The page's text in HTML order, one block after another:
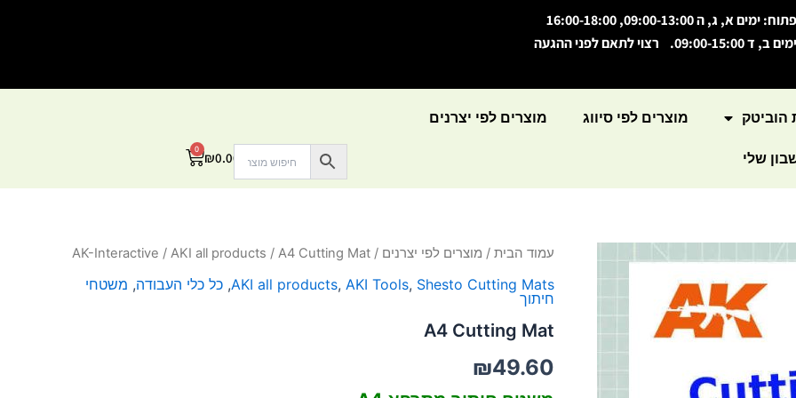
פתוח: ימים א, ג, ה 09:00-13:00, 16:00-18:00
ימים ב, ד 09:00-15:00. רצוי לתאם לפני ההגעה
הוביטק מוצרים לפי סיווג מוצרים לפי יצרנים
שלי ₪0.00
0
עגלת
עמוד הבית / מוצרים לפי יצרנים /
AK-Interactive / AKI all products / A4 Cutting Mat
AKI all products, AKI Tools, Shesto Cutting Mats
, כל כלי העבודה, משטחי
חיתוך
A4 Cutting Mat
₪49.60
כמות
A4
Cutting
Mat